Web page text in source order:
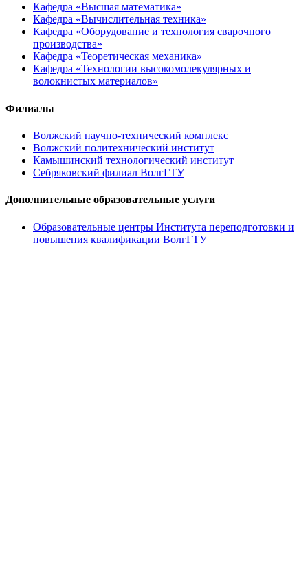
Кафедра «Высшая математика»
Кафедра «Вычислительная техника»
Кафедра «Оборудование и технология сварочного
производства»
Кафедра «Теоретическая механика»
Кафедра «Технологии высокомолекулярных и
волокнистых материалов»
Филиалы
Волжский научно-технический комплекс
Волжский политехнический институт
Камышинский технологический институт
Себряковский филиал ВолгГТУ
Дополнительные образовательные услуги
Образовательные центры Института переподготовки и
повышения квалификации ВолгГТУ